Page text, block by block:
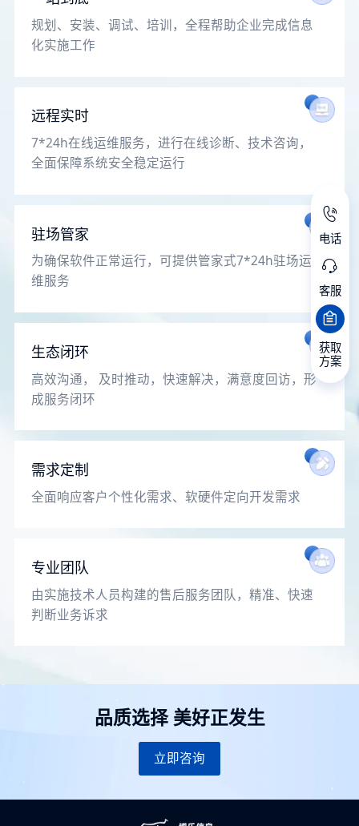
规划、安装、调试、培训，全程帮助企业完成信息
化实施工作
远程实时
7*24h在线运维服务，进行在线诊断、技术咨询，
全面保障系统安全稳定运行
驻场管家
为确保软件正常运行，可提供管家式7*24h驻场运
维服务
生态闭环
高效沟通， 及时推动，快速解决，满意度回访，形
成服务闭环
需求定制
全面响应客户个性化需求、软硬件定向开发需求
专业团队
由实施技术人员构建的售后服务团队，精准、快速
判断业务诉求
品质选择 美好正发生
立即咨询
电话
客服
获取
方案